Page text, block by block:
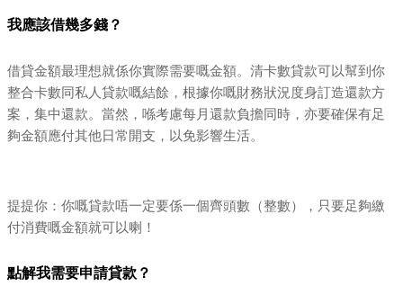
我應該借幾多錢？
借貸金額最理想就係你實際需要嘅金額。清卡數貸款可以幫到你
整合卡數同私人貸款嘅結餘，根據你嘅財務狀況度身訂造還款方
案，集中還款。當然，喺考慮每月還款負擔同時，亦要確保有足
夠金額應付其他日常開支，以免影響生活。
提提你：你嘅貸款唔一定要係一個齊頭數（整數），只要足夠繳
付消費嘅金額就可以喇！
點解我需要申請貸款？